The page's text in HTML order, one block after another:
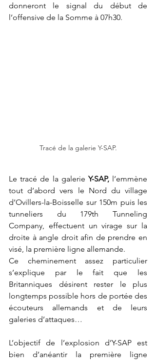
donneront le signal du début de
l’offensive de la Somme à 07h30.
Tracé de la galerie Y-SAP.
Le tracé de la galerie Y-SAP, l’emmène
tout d’abord vers le Nord du village
d’Ovillers-la-Boisselle sur 150m puis les
tunneliers du 179th Tunneling
Company, effectuent un virage sur la
droite à angle droit afin de prendre en
visé, la première ligne allemande.
Ce cheminement assez particulier
s’explique par le fait que les
Britanniques désirent rester le plus
longtemps possible hors de portée des
écouteurs allemands et de leurs
galeries d’attaques…
L’objectif de l’explosion d’Y-SAP est
bien d’anéantir la première ligne